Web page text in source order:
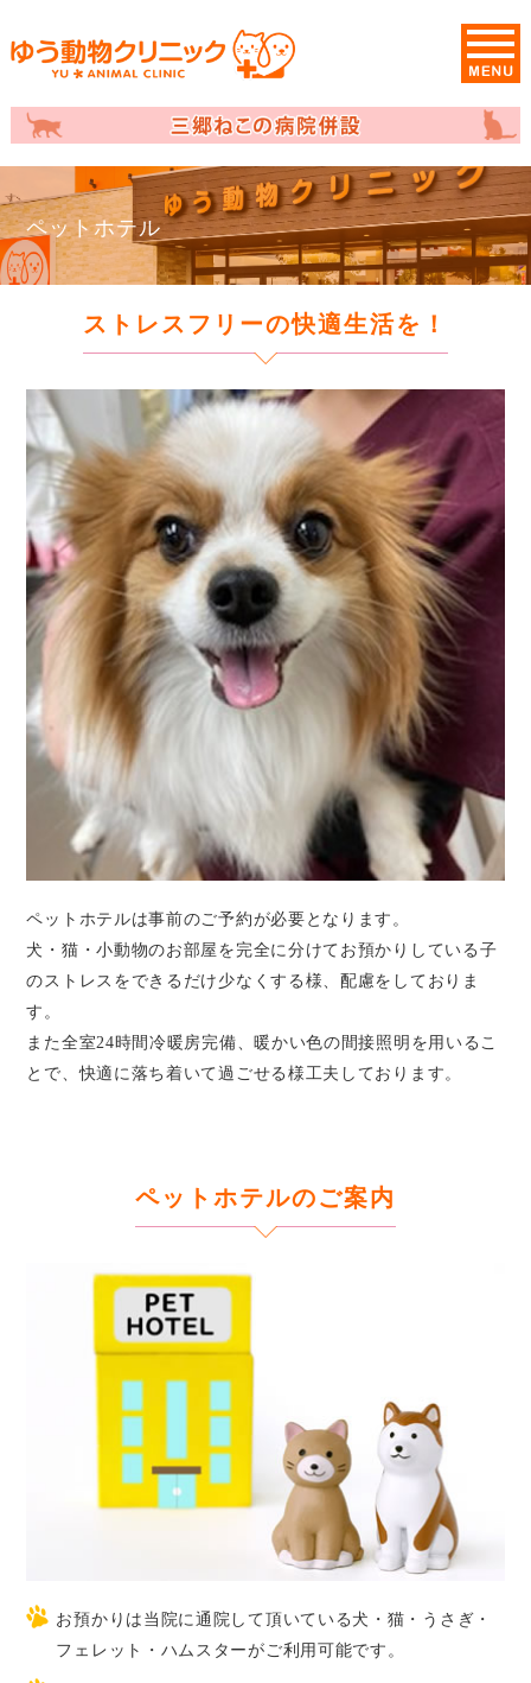
ペットホテル
ストレスフリーの快適生活を！
ペットホテルは事前のご予約が必要となります。
犬・猫・小動物のお部屋を完全に分けてお預かりしている子
のストレスをできるだけ少なくする様、配慮をしておりま
す。
また全室24時間冷暖房完備、暖かい色の間接照明を用いるこ
とで、快適に落ち着いて過ごせる様工夫しております。
ペットホテルのご案内
お預かりは当院に通院して頂いている犬・猫・うさぎ・
フェレット・ハムスターがご利用可能です。